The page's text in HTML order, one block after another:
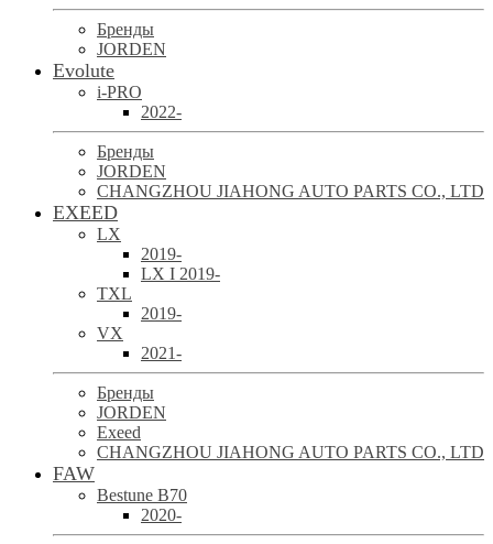
Бренды
JORDEN
Evolute
i-PRO
2022-
Бренды
JORDEN
CHANGZHOU JIAHONG AUTO PARTS CO., LTD
EXEED
LX
2019-
LX I 2019-
TXL
2019-
VX
2021-
Бренды
JORDEN
Exeed
CHANGZHOU JIAHONG AUTO PARTS CO., LTD
FAW
Bestune B70
2020-